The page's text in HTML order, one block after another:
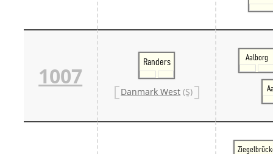
1007
Randers
Danmark West (S)
Aalborg